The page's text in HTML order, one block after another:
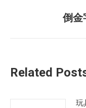
倒金
Related
玩